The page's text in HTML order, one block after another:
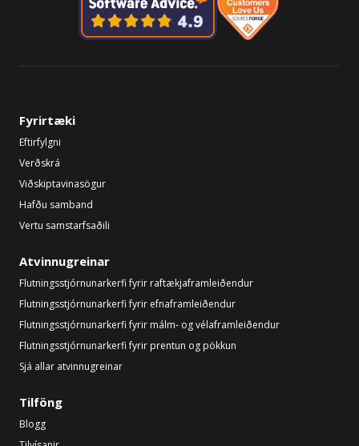
Fyrirtæki
Eftirfylgni
Verðskrá
Viðskiptavinasögur
Hafðu samband
Vertu samstarfsaðili
Atvinnugreinar
Flutningsstjórnunarkerfi fyrir raftækjaframleiðendur
Flutningsstjórnunarkerfi fyrir efnaframleiðendur
Flutningsstjórnunarkerfi fyrir málm- og vélaframleiðendur
Flutningsstjórnunarkerfi fyrir prentun og pökkun
Sjá allar atvinnugreinar
Tilföng
Blogg